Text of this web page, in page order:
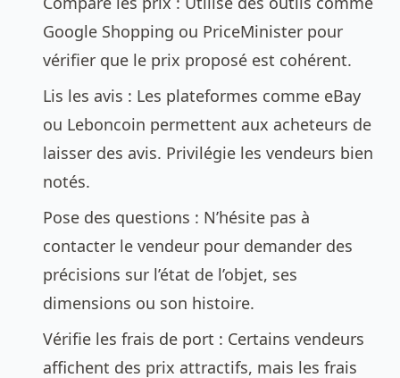
Google Shopping ou PriceMinister pour
vérifier que le prix proposé est cohérent.
Lis les avis : Les plateformes comme eBay
ou Leboncoin permettent aux acheteurs de
laisser des avis. Privilégie les vendeurs bien
notés.
Pose des questions : N’hésite pas à
contacter le vendeur pour demander des
précisions sur l’état de l’objet, ses
dimensions ou son histoire.
Vérifie les frais de port : Certains vendeurs
affichent des prix attractifs, mais les frais